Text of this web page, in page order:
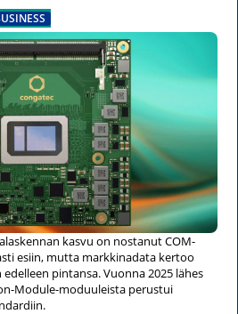
kasvu on nostanut COM-
esiin, mutta markkinadata kertoo
pintansa. Vuonna 2025 lähes
Module-moduuleista perustui